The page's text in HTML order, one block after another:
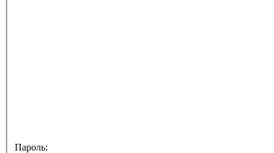
Пароль: